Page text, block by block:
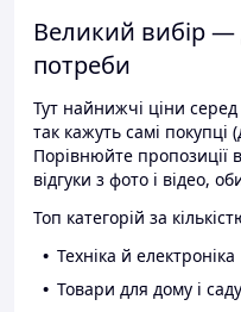
Великий вибір —
потреби
Тут найнижчі ціни
так кажуть самі покупці
Порівнюйте пропозиції
відгуки з фото і відео,
Топ категорій за
Техніка й електроніка
Товари для дому і саду